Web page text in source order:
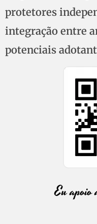
protetores
integração entre
potenciais